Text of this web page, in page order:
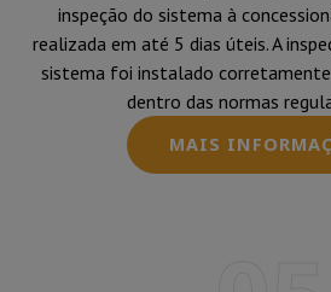
inspeção do sistema à
realizada em até 5 dias úteis. A
sistema foi instalado
dentro das normas
MAIS